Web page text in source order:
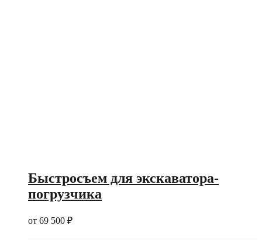
Быстросъем для экскаватора-
погрузчика
от 69 500 ₽